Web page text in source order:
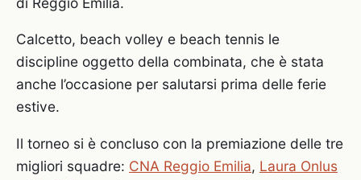
Calcetto, beach volley e beach tennis le
discipline oggetto della combinata, che è stata
anche l’occasione per salutarsi prima delle ferie
estive.
Il torneo si è concluso con la premiazione delle tre
migliori squadre: CNA Reggio Emilia, Laura Onlus